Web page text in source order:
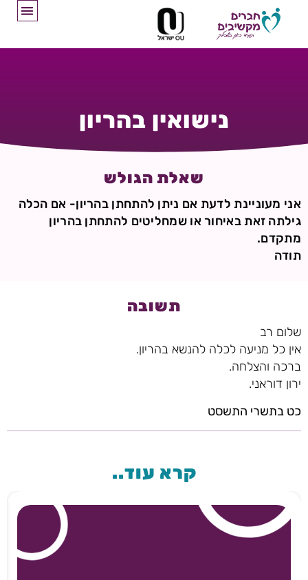
נישואין בהריון
שאלת הגולש
אני מעוניינת לדעת אם ניתן להתחתן בהריון- אם הכלה
גילתה זאת באיחור או שמחליטים להתחתן בהריון
מתקדם.
תודה
תשובה
שלום רב
אין כל מניעה לכלה להנשא בהריון.
ברכה והצלחה.
ירון דוראני.
כט בתשרי התשסט
קרא עוד..